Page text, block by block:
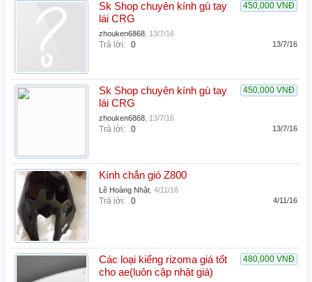
450,000 VNĐ
Sk Shop chuyên kính gù tay
lái CRG
zhouken6868 13/7/16
Trả lời: 0 13/7/16
450,000 VNĐ
Sk Shop chuyên kính gù tay
lái CRG
zhouken6868 13/7/16
Trả lời: 0 13/7/16
Kính chắn gió Z800
Lê Hoàng Nhật 4/11/16
Trả lời: 0 4/11/16
480,000 VNĐ
Các loại kiếng rizoma giá tốt
cho ae(luôn cập nhật giá)